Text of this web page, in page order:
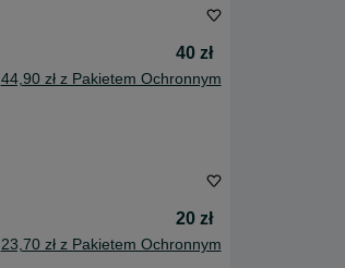
40 zł
44,90 zł z Pakietem Ochronnym
20 zł
23,70 zł z Pakietem Ochronnym